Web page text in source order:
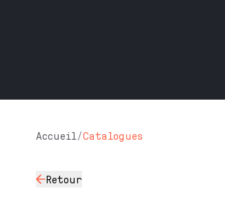
Accueil/Catalogues
Retour